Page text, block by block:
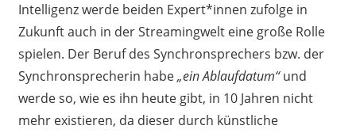
Intelligenz werde beiden Expert*innen zufolge in
Zukunft auch in der Streamingwelt eine große Rolle
spielen. Der Beruf des Synchronsprechers bzw. der
Synchronsprecherin habe„ein Ablaufdatum“und
werde so, wie es ihn heute gibt, in 10 Jahren nicht
mehr existieren, da dieser durch künstliche